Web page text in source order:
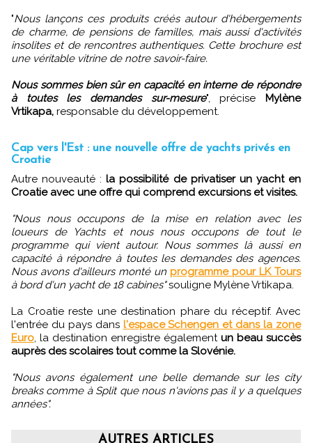
"Nous lançons ces produits créés autour d'hébergements
de charme, de pensions de familles, mais aussi d'activités
insolites et de rencontres authentiques. Cette brochure est
une véritable vitrine de notre savoir-faire.
Nous sommes bien sûr en capacité en interne de répondre
à toutes les demandes sur-mesure", précise Mylène
Vrtikapa, responsable du développement.
Cap vers l'Est : une nouvelle offre de yachts privés en
Croatie
Autre nouveauté :la possibilité de privatiser un yacht en
Croatie avec une offre qui comprend excursions et visites.
"Nous nous occupons de la mise en relation avec les
loueurs de Yachts et nous nous occupons de tout le
programme qui vient autour. Nous sommes là aussi en
capacité à répondre à toutes les demandes des agences.
Nous avons d'ailleurs monté un programme pour LK Tours
à bord d'un yacht de 18 cabines"souligne Mylène Vrtikapa.
La Croatie reste une destination phare du réceptif. Avec
l'entrée du pays dans l'espace Schengen et dans la zone
Euro, la destination enregistre également un beau succès
auprès des scolaires tout comme la Slovénie.
"Nous avons également une belle demande sur les city
breaks comme à Split que nous n'avions pas il y a quelques
années".
AUTRES ARTICLES